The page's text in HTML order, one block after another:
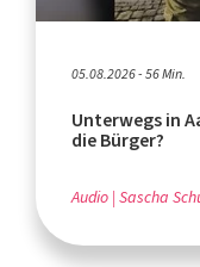
05.08.2026 - 56 Min.
Unterwegs in
die Bürger?
Audio Sascha